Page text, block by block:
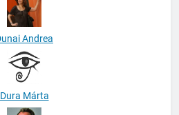
Dunai Andrea
Dura Márta